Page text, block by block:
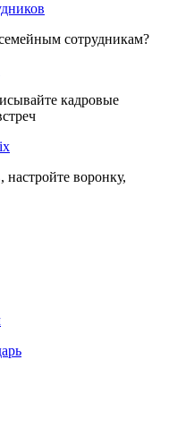
сотрудникам?
кадровые
настройте воронку,